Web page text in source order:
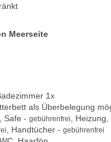
Meerseite
1x
als Überbelegung
, Safe - gebührenfrei ,
, Handtücher - gebührenfrei